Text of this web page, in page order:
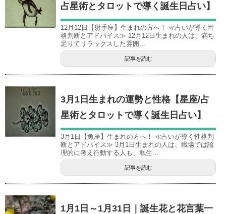
占星術とタロットで導く誕生日占い】
12月12日【射手座】生まれの方へ！ ≪占いが導く性
格判断とアドバイス≫ 12月12日生まれの人は、満ち
足りてリラックスした雰囲...
記事を読む
3月1日生まれの運勢と性格【星座/占
星術とタロットで導く誕生日占い】
3月1日【魚座】生まれの方へ！ ≪占いが導く性格判
断とアドバイス≫ 3月1日生まれの人は、職場では論
理的に考え行動する人も、私生...
記事を読む
1月1日～1月31日｜誕生花と花言葉一